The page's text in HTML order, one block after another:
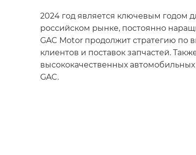
2024 год является ключевым годом
российском рынке, постоянно
GAC Motor продолжит стратегию
клиентов и поставок запчастей.
высококачественных
GAC.